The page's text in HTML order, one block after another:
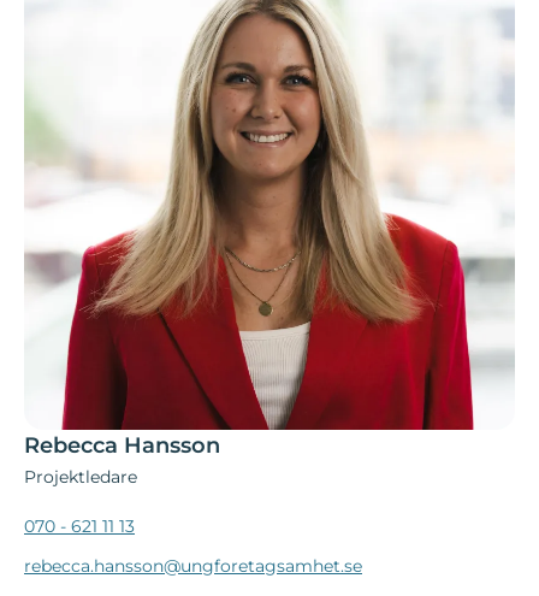
Rebecca Hansson
Projektledare
070 - 621 11 13
rebecca.hansson@ungforetagsamhet.se